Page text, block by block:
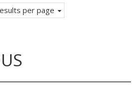
per page